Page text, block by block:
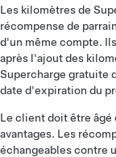
Les kilomètres de
récompense de
d'un même compte.
après l'ajout des
Supercharge gratuite
date d'expiration du
Le client doit être âgé
avantages. Les
échangeables contre